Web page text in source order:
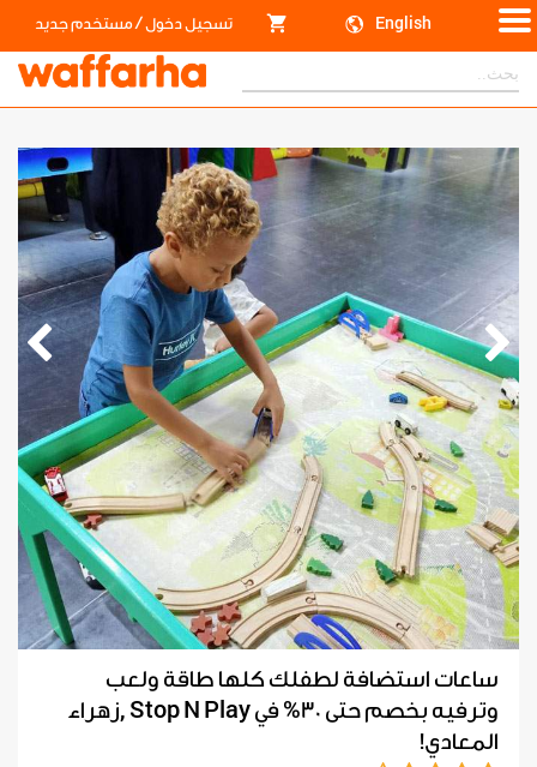
English تسجيل دخول/مستخدم جديد
ساعات استضافة لطفلك كلها طاقة ولعب
وترفيه بخصم حتى 30% في Stop N Play ,زهراء
المعادي!